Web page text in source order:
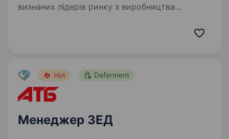
визнаних лідерів ринку з виробництва
Hot Deferment
Менеджер ЗЕД